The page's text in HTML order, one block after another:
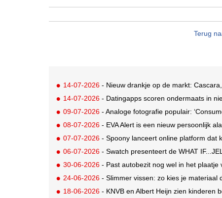
Terug
14-07-2026 - Nieuw drankje op de markt:
14-07-2026 - Datingapps scoren ondermaats in
09-07-2026 - Analoge fotografie populair:
08-07-2026 - EVA Alert is een nieuw persoonlijk
07-07-2026 - Spoony lanceert online platform dat
06-07-2026 - Swatch presenteert de WHAT
30-06-2026 - Past autobezit nog wel in het plaatje
24-06-2026 - Slimmer vissen: zo kies je materiaal
18-06-2026 - KNVB en Albert Heijn zien kinderen